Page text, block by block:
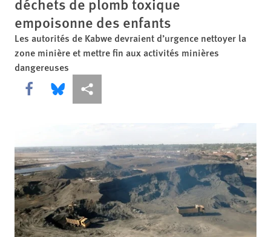
empoisonne des enfants
Les autorités de Kabwe devraient d’urgence nettoyer la
zone minière et mettre fin aux activités minières
dangereuses
Share this via Facebook
Share this via Bluesky
Share this via Partagez